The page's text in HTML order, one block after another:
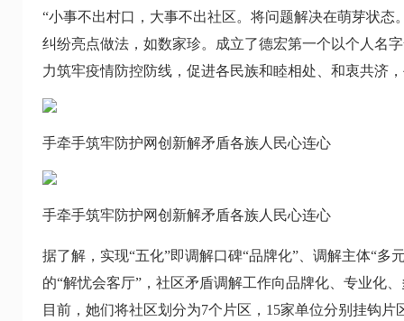
“小事不出村口，大事不出社区。将问题解决在萌芽状
纠纷亮点做法，如数家珍。成立了德宏第一个以个人名
力筑牢疫情防控防线，促进各民族和睦相处、和衷共济
手牵手筑牢防护网创新解矛盾各族人民心连心
手牵手筑牢防护网创新解矛盾各族人民心连心
据了解，实现“五化”即调解口碑“品牌化”、调解主体“多
的“解忧会客厅”，社区矛盾调解工作向品牌化、专业化
目前，她们将社区划分为7个片区，15家单位分别挂钩